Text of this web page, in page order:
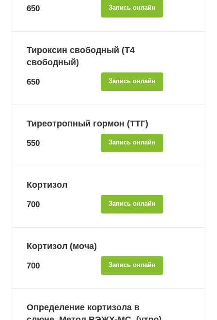
650 Запись онлайн
Тироксин свободный (Т4
свободный)
650 Запись онлайн
Тиреотропный гормон (ТТГ)
550 Запись онлайн
Кортизол
700 Запись онлайн
Кортизол (моча)
700 Запись онлайн
Определение кортизола в